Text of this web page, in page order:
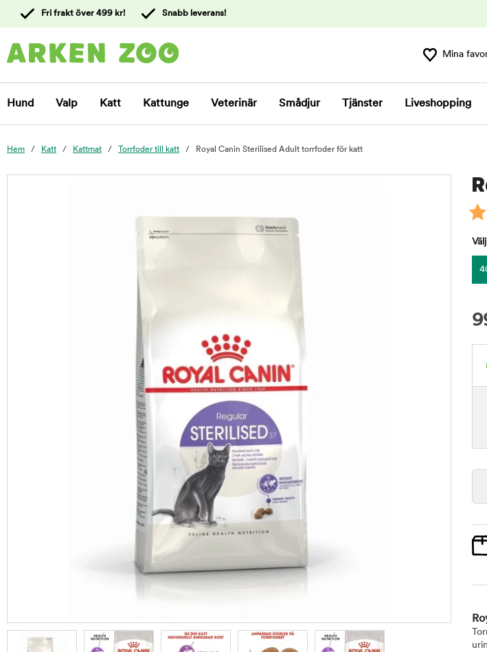
kundtjänst
Fri frakt över 499 kr! Snabb leverans!
Mina
Hund Valp Katt Kattunge Veterinär Smådjur Tjänster Liveshopping
Hem Katt Kattmat Torrfoder till katt Royal Canin Sterilised Adult torrfoder för katt